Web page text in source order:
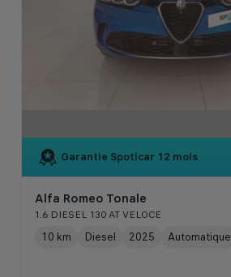
Garantie Spoticar 12 mois
Alfa Romeo Tonale
1.6 DIESEL 130 AT VELOCE
10 km Diesel 2025 Automatique